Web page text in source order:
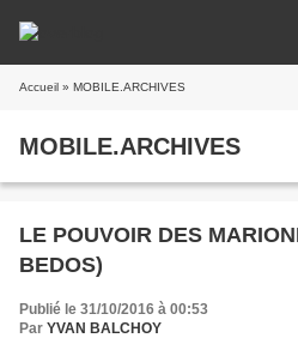
Accueil » MOBILE.ARCHIVES
MOBILE.ARCHIVES
LE POUVOIR DES
BEDOS)
Publié le 31/10/2016 à 00:53
Par YVAN BALCHOY